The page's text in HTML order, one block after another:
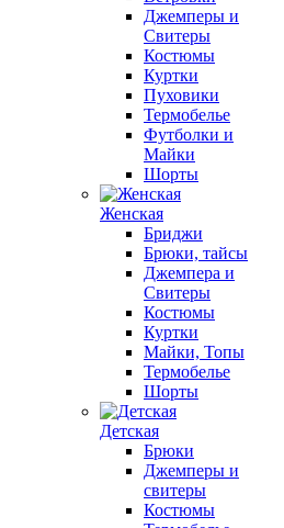
Джемперы и
Свитеры
Костюмы
Куртки
Пуховики
Термобелье
Футболки и
Майки
Шорты
Женская
Бриджи
Брюки, тайсы
Джемпера и
Свитеры
Костюмы
Куртки
Майки, Топы
Термобелье
Шорты
Детская
Брюки
Джемперы и
свитеры
Костюмы